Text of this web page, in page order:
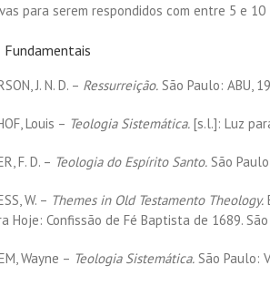
para serem respondidos com entre 5 e 10
Fundamentais
J. N. D. – Ressurreição. São Paulo: ABU,
Louis – Teologia Sistemática. [s.l.]: Luz
F. D. – Teologia do Espírito Santo. São
W. – Themes in Old Testamento Theology.
Hoje: Confissão de Fé Baptista de 1689.
Wayne – Teologia Sistemática. São Paulo: